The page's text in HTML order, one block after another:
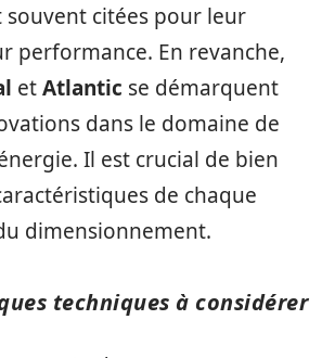
souvent citées pour leur
performance. En revanche,
etAtlantic se démarquent
dans le domaine de
Il est crucial de bien
de chaque
dimensionnement.
techniques à considérer